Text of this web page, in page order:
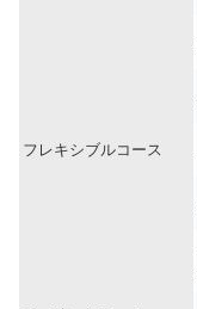
フレキシブルコース